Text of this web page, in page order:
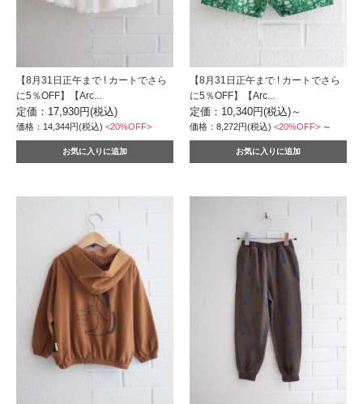
【8月31日正午まで ! カートでさら
に5％OFF】【Arc...
定価：17,930円(税込)
価格：14,344円(税込) <20%OFF>
【8月31日正午まで ! カートでさら
に5％OFF】【Arc...
定価：10,340円(税込)～
価格：8,272円(税込)<20%OFF> ～